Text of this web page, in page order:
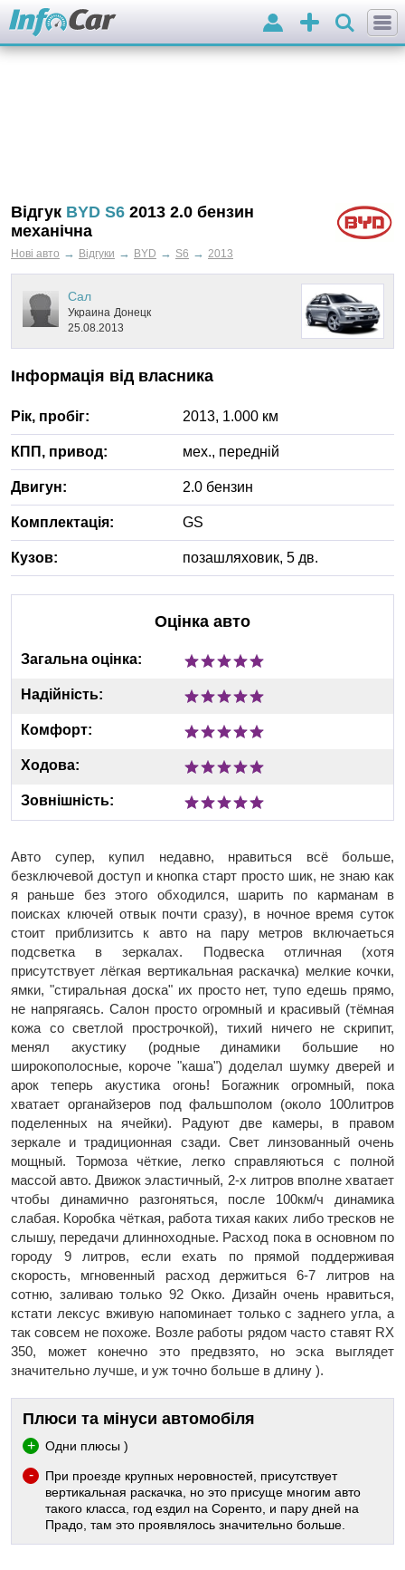
Додати
оголошення
Вхід
Відгук BYD S6 2013 2.0 бензин
механічна
Нові авто → Відгуки → BYD → S6 → 2013
Сал
Украина Донецк
25.08.2013
Інформація від власника
Рік, пробіг: 2013, 1.000 км
КПП, привод: мех., передній
Двигун: 2.0 бензин
Комплектація: GS
Кузов: позашляховик, 5 дв.
Оцінка авто
Загальна оцінка:
Надійність:
Комфорт:
Ходова:
Зовнішність:
Авто супер, купил недавно, нравиться всё больше,
безключевой доступ и кнопка старт просто шик, не знаю как
я раньше без этого обходился, шарить по карманам в
поисках ключей отвык почти сразу), в ночное время суток
стоит приблизитсь к авто на пару метров включаеться
подсветка в зеркалах. Подвеска отличная (хотя
присутствует лёгкая вертикальная раскачка) мелкие кочки,
ямки, "стиральная доска" их просто нет, тупо едешь прямо,
не напрягаясь. Салон просто огромный и красивый (тёмная
кожа со светлой прострочкой), тихий ничего не скрипит,
менял акустику (родные динамики большие но
широкополосные, короче "каша") доделал шумку дверей и
арок теперь акустика огонь! Богажник огромный, пока
хватает органайзеров под фальшполом (около 100литров
поделенных на ячейки). Радуют две камеры, в правом
зеркале и традиционная сзади. Свет линзованный очень
мощный. Тормоза чёткие, легко справляються с полной
массой авто. Движок эластичный, 2-х литров вполне хватает
чтобы динамично разгоняться, после 100км/ч динамика
слабая. Коробка чёткая, работа тихая каких либо тресков не
слышу, передачи длинноходные. Расход пока в основном по
городу 9 литров, если ехать по прямой поддерживая
скорость, мгновенный расход держиться 6-7 литров на
сотню, заливаю только 92 Окко. Дизайн очень нравиться,
кстати лексус вживую напоминает только с заднего угла, а
так совсем не похоже. Возле работы рядом часто ставят RX
350, может конечно это предвзято, но эска выглядет
значительно лучше, и уж точно больше в длину ).
Плюси та мінуси автомобіля
Одни плюсы )
При проезде крупных неровностей, присутствует
вертикальная раскачка, но это присуще многим авто
такого класса, год ездил на Соренто, и пару дней на
Прадо, там это проявлялось значительно больше.